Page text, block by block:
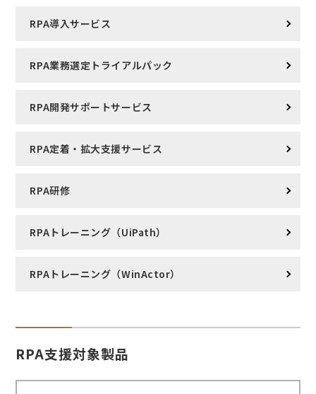
RPA導入サービス
RPA業務選定トライアルパック
RPA開発サポートサービス
RPA定着・拡大支援サービス
RPA研修
RPAトレーニング（UiPath）
RPAトレーニング（WinActor）
RPA支援対象製品